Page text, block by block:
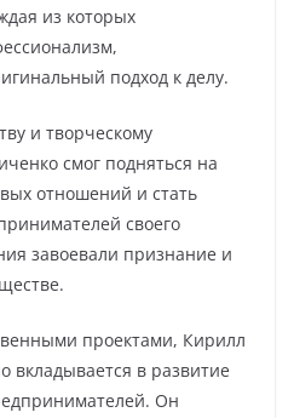
из которых
подход к делу.
и творческому
смог подняться на
отношений и стать
своего
завоевали признание и
проектами, Кирилл
вкладывается в развитие
Он